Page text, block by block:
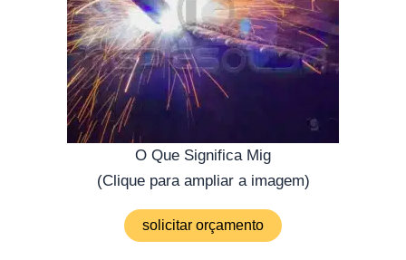
O Que Significa Mig
(Clique para ampliar a imagem)
solicitar orçamento